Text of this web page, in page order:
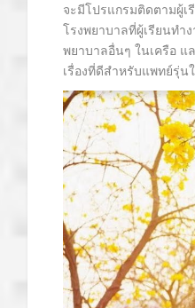
จะมีโปรแกรมติดตามผู้เ
โรงพยาบาลที่ผู้เรียนทำ
พยาบาลอื่นๆ ในเครือ แ
เรื่องที่ดีสำหรับแพทย์รุ่น